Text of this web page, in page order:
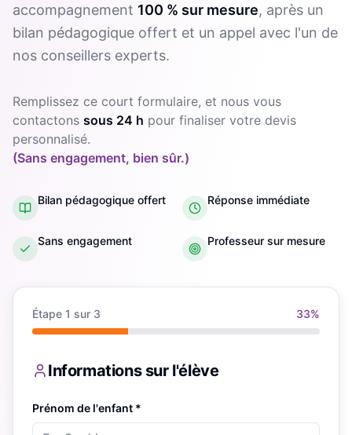
accompagnement 100 % sur mesure, après un
bilan pédagogique offert et un appel avec l'un de
nos conseillers experts.
Remplissez ce court formulaire, et nous vous
contactons sous 24 h pour finaliser votre devis
personnalisé.
(Sans engagement, bien sûr.)
Bilan pédagogique offert Réponse immédiate
Sans engagement Professeur sur mesure
Étape 1 sur 3 33%
Informations sur l'élève
Prénom de l'enfant *